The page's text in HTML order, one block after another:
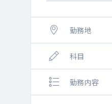
勤務地
科目
勤務内容